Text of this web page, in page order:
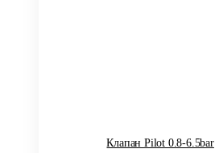
Клапан Pilot 0.8-6.5bar